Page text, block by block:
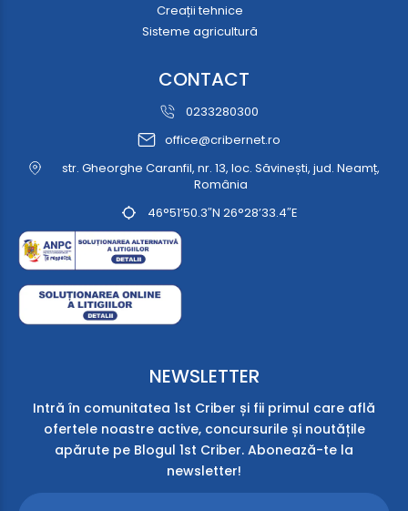
Creații tehnice
Sisteme agricultură
CONTACT
0233280300
office@cribernet.ro
str. Gheorghe Caranfil, nr. 13, loc. Săvinești, jud. Neamț,
România
46°51’50.3″N 26°28’33.4″E
NEWSLETTER
Intră în comunitatea 1st Criber și fii primul care află
ofertele noastre active, concursurile și noutățile
apărute pe Blogul 1st Criber. Abonează-te la
newsletter!